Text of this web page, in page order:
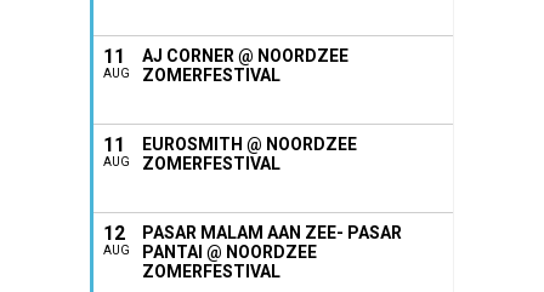
11
AUG
AJ CORNER @ NOORDZEE
ZOMERFESTIVAL
11
AUG
EUROSMITH @ NOORDZEE
ZOMERFESTIVAL
12
AUG
PASAR MALAM AAN ZEE- PASAR
PANTAI @ NOORDZEE
ZOMERFESTIVAL